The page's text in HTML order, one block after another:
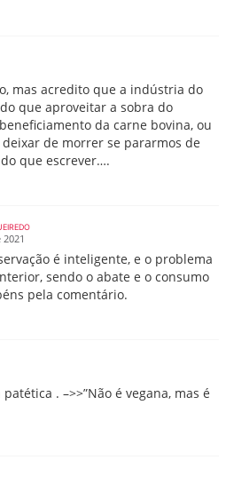
mas acredito que a indústria do
que aproveitar a sobra do
da carne bovina, ou
de morrer se pararmos de
que escrever….
é inteligente, e o problema
sendo o abate e o consumo
pela comentário.
. –>>”Não é vegana, mas é